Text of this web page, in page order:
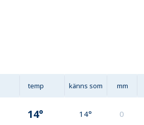
temp känns som mm
14° 14° 0